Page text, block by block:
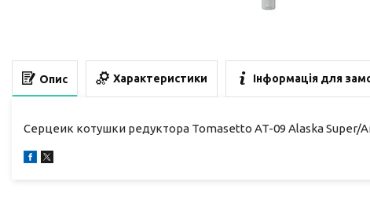
Опис Характеристики Інформація для
Серцеик котушки редуктора Tomasetto AT-09 Alaska